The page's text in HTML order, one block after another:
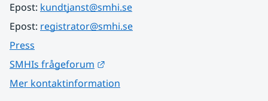
Epost: kundtjanst@smhi.se
Epost: registrator@smhi.se
Press
SMHIs frågeforum
Mer kontaktinformation